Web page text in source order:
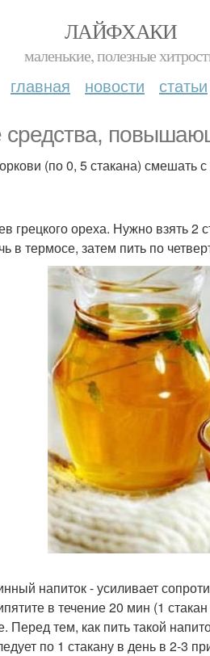
ЛАЙФХАКИ
маленькие, полезные
главная новости статьи
(по 0, 5 стакана) смешать
грецкого ореха. Нужно взять 2
в термосе, затем пить по
напиток - усиливает
в течение 20 мин (1
Перед тем, как пить такой
по 1 стакану в день в 2-3